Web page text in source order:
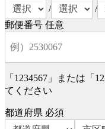
/
/
郵便番号 任意
「1234567」または「
てください
都道府県 必須